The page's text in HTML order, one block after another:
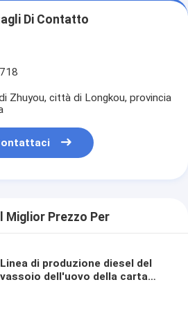
Di Contatto
Zhuyou, città di Longkou, provincia
Miglior Prezzo Per
Linea di produzione diesel del
vassoio dell'uovo della carta